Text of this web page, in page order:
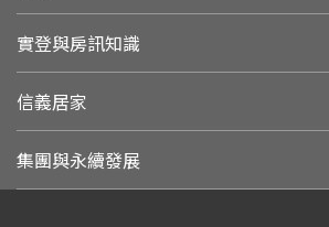
實登與房訊知識
信義居家
集團與永續發展